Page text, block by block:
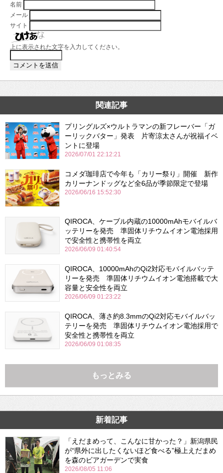
名前
メール
サイト
上に表示された文字を入力してください。
関連記事
プリングルズ×ウルトラマンの新フレーバー「ガ
ーリックバター」発表 片寄涼太さんが祝福イベ
ントに登場
2026/07/01 22:12:21
コメダ珈琲店で今年も「カリー祭り」開催 新作
カリーナンドッグなど全6品が季節限定で登場
2026/06/16 15:52:30
QIROCA、ケーブル内蔵の10000mAhモバイルバ
ッテリーを発売 準固体リチウムイオン電池採用
で安全性と携帯性を両立
2026/06/09 01:40:54
QIROCA、10000mAhのQi2対応モバイルバッテ
リーを発売 準固体リチウムイオン電池搭載で大
容量と安全性を両立
2026/06/09 01:23:22
QIROCA、薄さ約8.3mmのQi2対応モバイルバッ
テリーを発売 準固体リチウムイオン電池採用で
安全性と携帯性を両立
2026/06/09 01:08:35
もっとみる
新着記事
「えだまめって、こんなに甘かった？」新潟県民
が“県外に出したくないほど食べる”極上えだまめ
を森のビアガーデンで実食
2026/08/05 11:06